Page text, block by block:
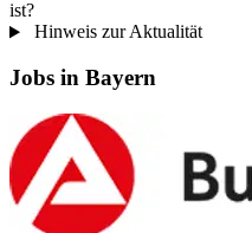
ist?
Hinweis zur Aktualität
Jobs in Bayern